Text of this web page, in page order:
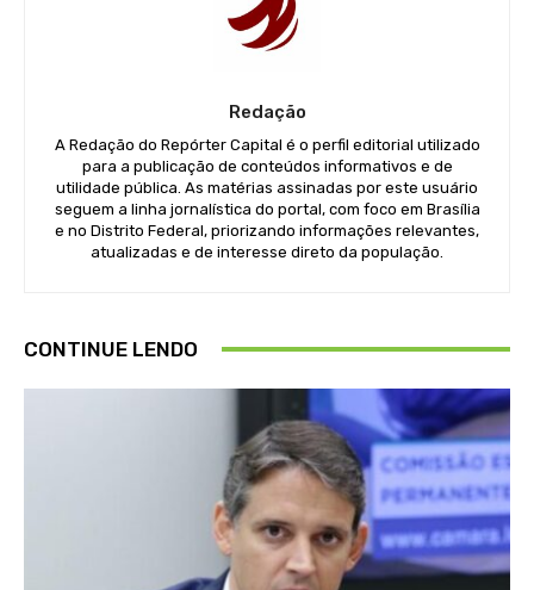
Redação
A Redação do Repórter Capital é o perfil editorial utilizado
para a publicação de conteúdos informativos e de
utilidade pública. As matérias assinadas por este usuário
seguem a linha jornalística do portal, com foco em Brasília
e no Distrito Federal, priorizando informações relevantes,
atualizadas e de interesse direto da população.
CONTINUE LENDO